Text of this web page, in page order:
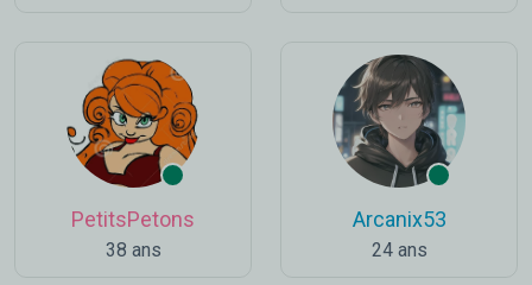
PetitsPetons
38 ans
Arcanix53
24 ans